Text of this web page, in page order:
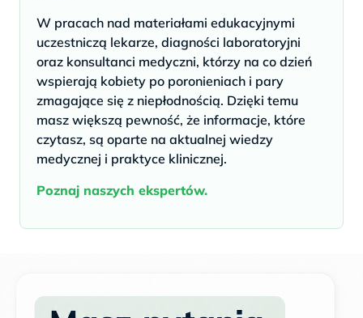
W pracach nad materiałami edukacyjnymi
uczestniczą lekarze, diagności laboratoryjni
oraz konsultanci medyczni, którzy na co dzień
wspierają kobiety po poronieniach i pary
zmagające się z niepłodnością. Dzięki temu
masz większą pewność, że informacje, które
czytasz, są oparte na aktualnej wiedzy
medycznej i praktyce klinicznej.
Poznaj naszych ekspertów.